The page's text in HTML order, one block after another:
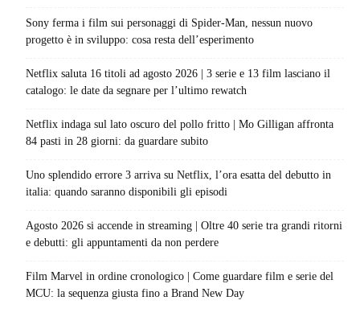
Sony ferma i film sui personaggi di Spider-Man, nessun nuovo
progetto è in sviluppo: cosa resta dell’esperimento
Netflix saluta 16 titoli ad agosto 2026 | 3 serie e 13 film lasciano il
catalogo: le date da segnare per l’ultimo rewatch
Netflix indaga sul lato oscuro del pollo fritto | Mo Gilligan affronta
84 pasti in 28 giorni: da guardare subito
Uno splendido errore 3 arriva su Netflix, l’ora esatta del debutto in
italia: quando saranno disponibili gli episodi
Agosto 2026 si accende in streaming | Oltre 40 serie tra grandi ritorni
e debutti: gli appuntamenti da non perdere
Film Marvel in ordine cronologico | Come guardare film e serie del
MCU: la sequenza giusta fino a Brand New Day